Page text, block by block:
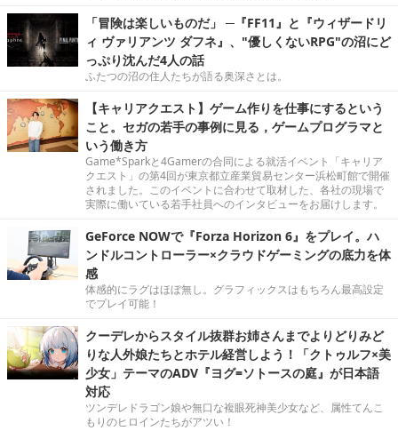
「冒険は楽しいものだ」 ─『FF11』と『ウィザードリ
ィ ヴァリアンツ ダフネ』、"優しくないRPG"の沼にど
っぷり沈んだ4人の話
ふたつの沼の住人たちが語る奥深さとは。
【キャリアクエスト】ゲーム作りを仕事にするという
こと。セガの若手の事例に見る，ゲームプログラマと
いう働き方
Game*Sparkと4Gamerの合同による就活イベント「キャリア
クエスト」の第4回が東京都立産業貿易センター浜松町館で開催
されました。このイベントに合わせて取材した、各社の現場で
実際に働いている若手社員へのインタビューをお届けします。
GeForce NOWで『Forza Horizon 6』をプレイ。ハ
ンドルコントローラー×クラウドゲーミングの底力を体
感
体感的にラグはほぼ無し。グラフィックスはもちろん最高設定
でプレイ可能！
クーデレからスタイル抜群お姉さんまでよりどりみど
りな人外娘たちとホテル経営しよう！「クトゥルフ×美
少女」テーマのADV『ヨグ=ソトースの庭』が日本語
対応
ツンデレドラゴン娘や無口な複眼死神美少女など、属性てんこ
もりのヒロインたちがアツい！